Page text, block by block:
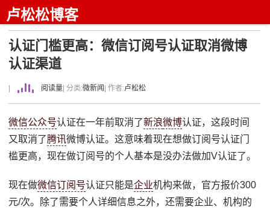
卢松松博客
认证门槛更高：微信订阅号认证取消微博
认证渠道
阅读量 | 分类:微新闻 | 作者:卢松松
微信公众号认证在一年前取消了新浪微博认证，这段时间
又取消了腾讯微博认证。这意味着现在想做订阅号认证门
槛更高，现在做订阅号的个人基本是没办法做加V认证了。
现在做微信订阅号认证只能是企业机构来做，官方报价300
元/次。除了需要个人详细信息之外，还需要企业、机构的